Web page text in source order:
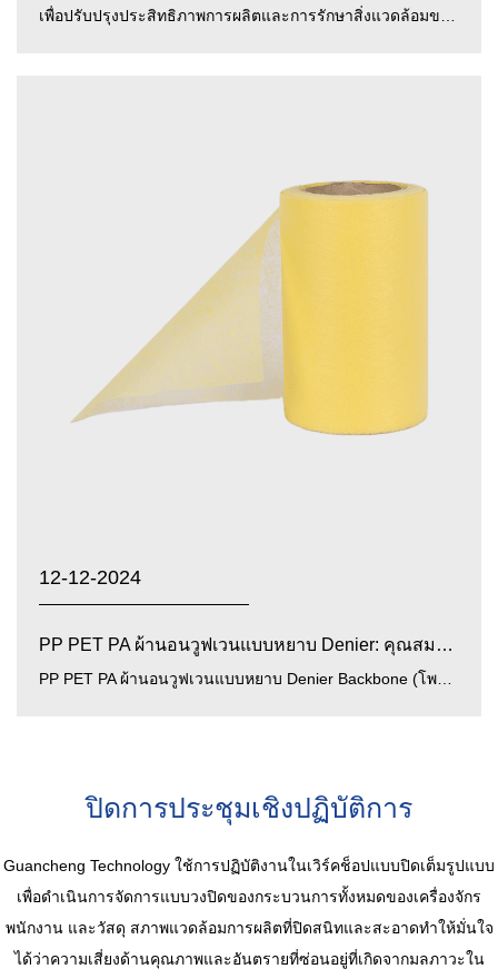
12-12-2024
PP PET PA ผ้านอนวูฟเวนแบบหยาบ Denier: คุณสมบัติของวัสดุ...
ปิดการประชุมเชิงปฏิบัติการ
Guancheng Technology ใช้การปฏิบัติงานในเวิร์คช็อปแบบปิดเต็มรูปแบบ
เพื่อดำเนินการจัดการแบบวงปิดของกระบวนการทั้งหมดของเครื่องจักร
พนักงาน และวัสดุ สภาพแวดล้อมการผลิตที่ปิดสนิทและสะอาดทำให้มั่นใจ
ได้ว่าความเสี่ยงด้านคุณภาพและอันตรายที่ซ่อนอยู่ที่เกิดจากมลภาวะใน